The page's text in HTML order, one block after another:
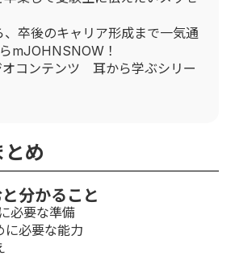
卒後のキャリア形成まで一気通
mJOHNSNOW！
オコンテンツ 耳から学ぶシリー
とめ
分かること
必要な準備
に必要な能力